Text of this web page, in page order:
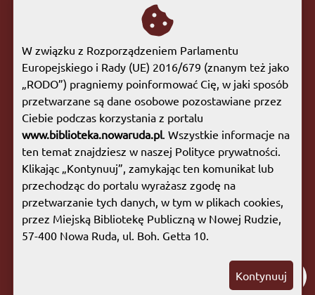
ul. Bohaterów Getta 10
57-400 Nowa Ruda
biuro@biblioteka.nowaruda.pl
GODZINY OTWARCIA:
Poniedziałek:
09:00 - 17:00
Wtorek:
09:00 - 17:00
Środa:
09:00 - 17:00
Czwartek:
08:00 - 15:30
Piątek:
09:00 - 17:00
Sobota:
08:00 - 13:00
Mapa witryny| Polityka prywatności
Copyright © 2023 Miejska Biblioteka Publiczna w
W związku z Rozporządzeniem Parlamentu
Europejskiego i Rady (UE) 2016/679 (znanym też jako
„RODO”) pragniemy poinformować Cię, w jaki sposób
przetwarzane są dane osobowe pozostawiane przez
Ciebie podczas korzystania z portalu
www.biblioteka.nowaruda.pl. Wszystkie informacje na
ten temat znajdziesz w naszej Polityce prywatności.
Klikając „Kontynuuj”, zamykając ten komunikat lub
przechodząc do portalu wyrażasz zgodę na
przetwarzanie tych danych, w tym w plikach cookies,
przez Miejską Bibliotekę Publiczną w Nowej Rudzie,
57-400 Nowa Ruda, ul. Boh. Getta 10.
Kontynuuj